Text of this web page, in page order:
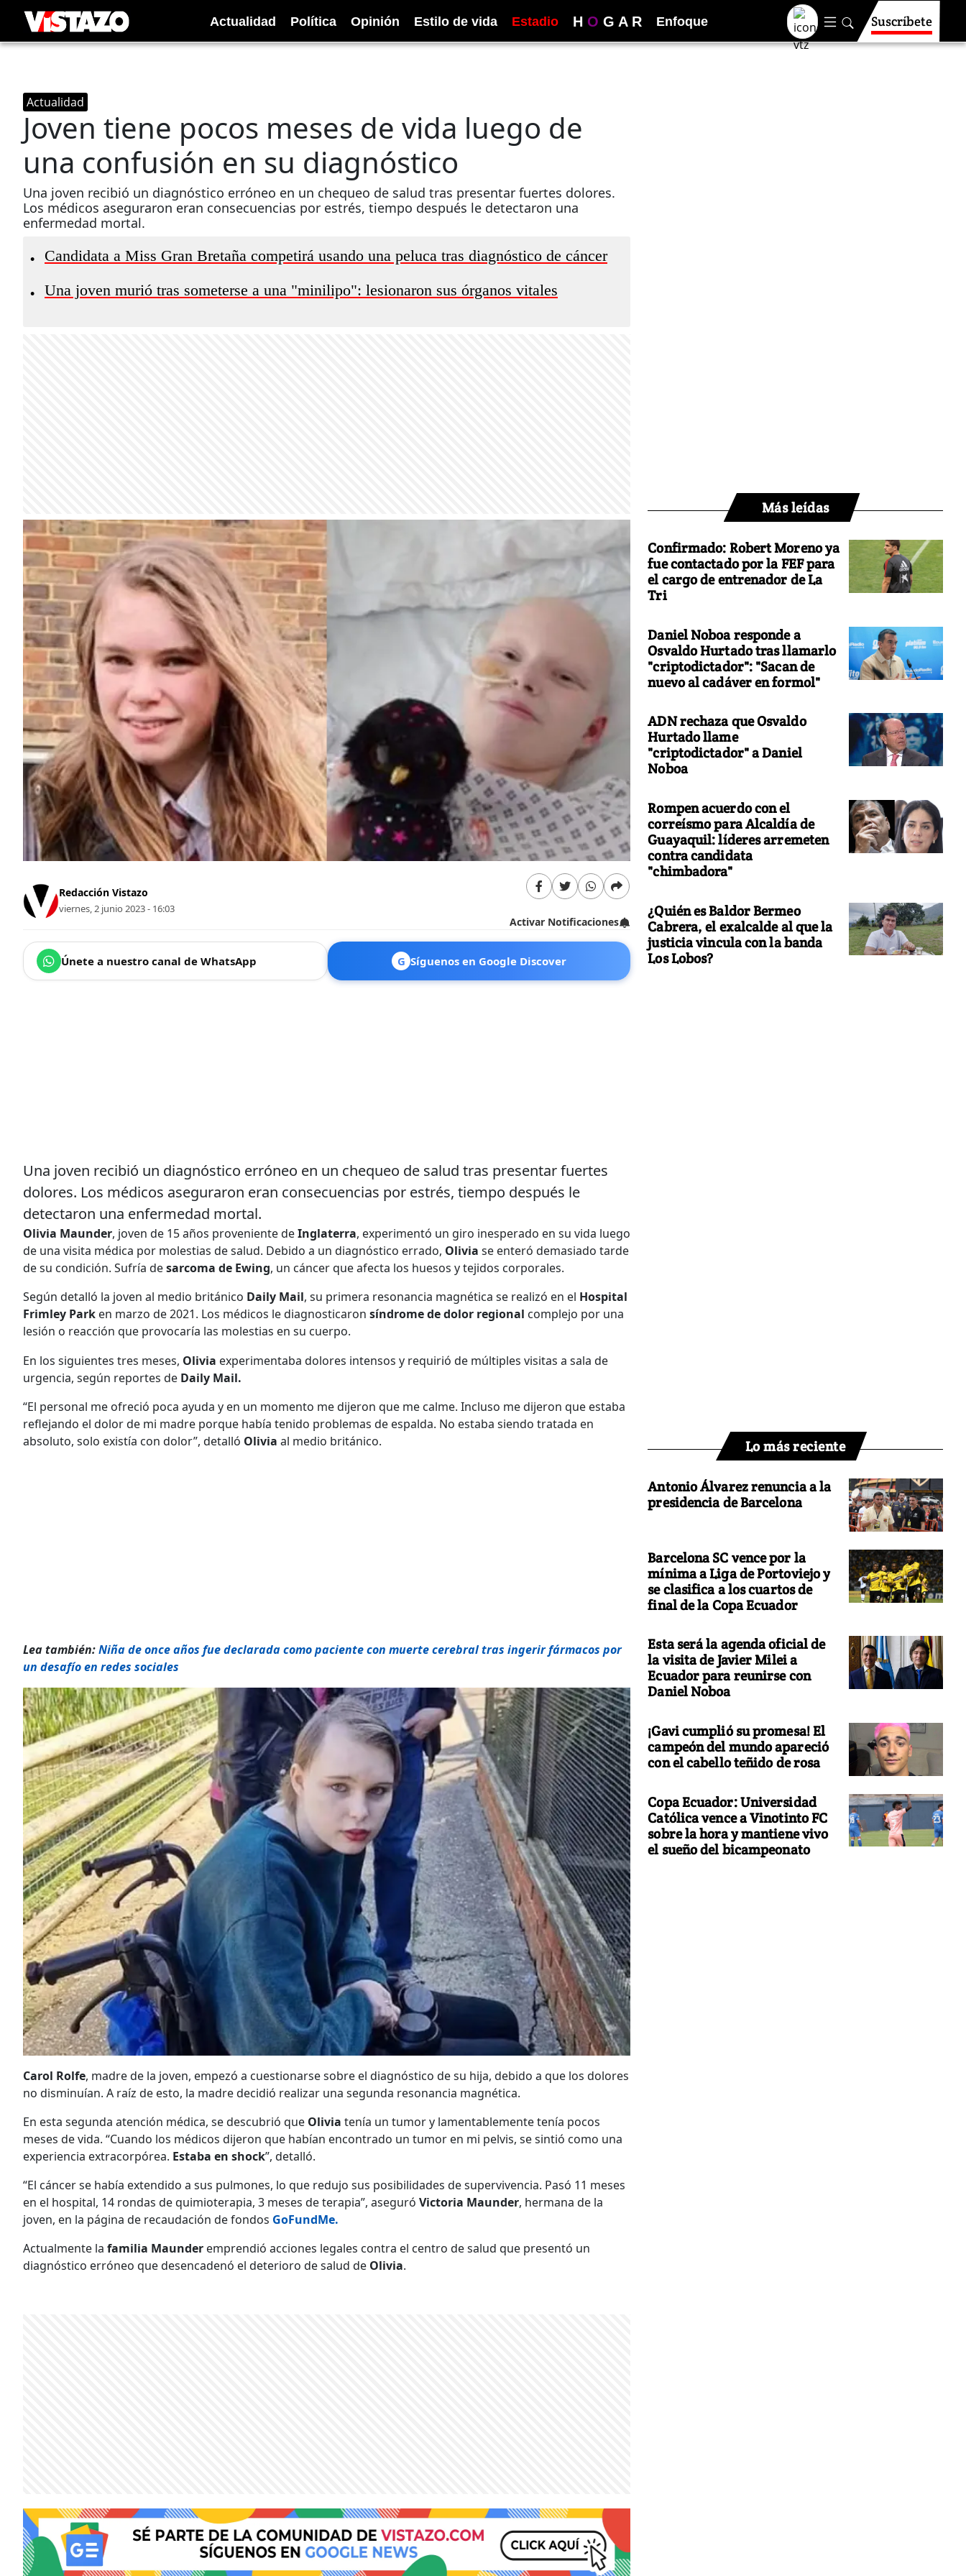
Actualidad Política Opinión Estilo de vida Estadio H O G A R Enfoque Suscríbete
Actualidad
Joven tiene pocos meses de vida luego de
una confusión en su diagnóstico
Una joven recibió un diagnóstico erróneo en un chequeo de salud tras presentar fuertes dolores.
Los médicos aseguraron eran consecuencias por estrés, tiempo después le detectaron una
enfermedad mortal.
• Candidata a Miss Gran Bretaña competirá usando una peluca tras diagnóstico de cáncer
• Una joven murió tras someterse a una "minilipo": lesionaron sus órganos vitales
Redacción Vistazo
viernes, 2 junio 2023 - 16:03
Activar Notificaciones
Únete a nuestro canal de WhatsApp G Síguenos en Google Discover
Una joven recibió un diagnóstico erróneo en un chequeo de salud tras presentar fuertes
dolores. Los médicos aseguraron eran consecuencias por estrés, tiempo después le
detectaron una enfermedad mortal.
Olivia Maunder, joven de 15 años proveniente deInglaterra, experimentó un giro inesperado en su vida luego
de una visita médica por molestias de salud. Debido a un diagnóstico errado, Olivia se enteró demasiado tarde
de su condición. Sufría desarcoma de Ewing, un cáncer que afecta los huesos y tejidos corporales.
Según detalló la joven al medio británico Daily Mail, su primera resonancia magnética se realizó en el Hospital
Frimley Park en marzo de 2021. Los médicos le diagnosticaron síndrome de dolor regional complejo por una
lesión o reacción que provocaría las molestias en su cuerpo.
En los siguientes tres meses, Olivia experimentaba dolores intensos y requirió de múltiples visitas a sala de
urgencia, según reportes de Daily Mail.
“El personal me ofreció poca ayuda y en un momento me dijeron que me calme. Incluso me dijeron que estaba
reflejando el dolor de mi madre porque había tenido problemas de espalda. No estaba siendo tratada en
absoluto, solo existía con dolor”, detalló Olivia al medio británico.
Lea también:Niña de once años fue declarada como paciente con muerte cerebral tras ingerir fármacos por
un desafío en redes sociales
Carol Rolfe, madre de la joven, empezó a cuestionarse sobre el diagnóstico de su hija, debido a que los dolores
no disminuían. A raíz de esto, la madre decidió realizar una segunda resonancia magnética.
En esta segunda atención médica, se descubrió que Olivia tenía un tumor y lamentablemente tenía pocos
meses de vida. “Cuando los médicos dijeron que habían encontrado un tumor en mi pelvis, se sintió como una
experiencia extracorpórea. Estaba en shock”, detalló.
“El cáncer se había extendido a sus pulmones, lo que redujo sus posibilidades de supervivencia. Pasó 11 meses
en el hospital, 14 rondas de quimioterapia, 3 meses de terapia”, aseguró Victoria Maunder, hermana de la
joven, en la página de recaudación de fondos GoFundMe.
Actualmente la familia Maunder emprendió acciones legales contra el centro de salud que presentó un
diagnóstico erróneo que desencadenó el deterioro de salud de Olivia.
Más leídas
Confirmado: Robert Moreno ya
fue contactado por la FEF para
el cargo de entrenador de La
Tri
Daniel Noboa responde a
Osvaldo Hurtado tras llamarlo
"criptodictador": "Sacan de
nuevo al cadáver en formol"
ADN rechaza que Osvaldo
Hurtado llame
"criptodictador" a Daniel
Noboa
Rompen acuerdo con el
correísmo para Alcaldía de
Guayaquil: líderes arremeten
contra candidata
"chimbadora"
¿Quién es Baldor Bermeo
Cabrera, el exalcalde al que la
justicia vincula con la banda
Los Lobos?
Lo más reciente
Antonio Álvarez renuncia a la
presidencia de Barcelona
Barcelona SC vence por la
mínima a Liga de Portoviejo y
se clasifica a los cuartos de
final de la Copa Ecuador
Esta será la agenda oficial de
la visita de Javier Milei a
Ecuador para reunirse con
Daniel Noboa
¡Gavi cumplió su promesa! El
campeón del mundo apareció
con el cabello teñido de rosa
Copa Ecuador: Universidad
Católica vence a Vinotinto FC
sobre la hora y mantiene vivo
el sueño del bicampeonato